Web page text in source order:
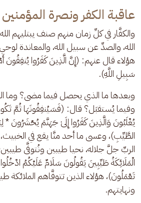
عاقبة الكفر ونصرة المؤمنين
والكفَّار في كلِّ زمان منهم صنف يبتليهم الله
الله، والصدِّ عن سبيل الله، والمعاندة لوحي
هؤلاء قال عنهم: (إِنَّ الَّذِينَ كَفَرُوا يُنفِقُونَ
سَبِيلِ اللَّهِ).
وبعدها ما الذي يحصل فيما مضى؟ وما
وفيما يُستقبَل؟ قال: (فَسَيُنفِقُونَهَا ثُمَّ
يُغْلَبُونَ وَالَّذِينَ كَفَرُوا إِلَىٰ جَهَنَّمَ يُحْشَرُونَ *
الطَّيِّبِ)، وعسى ما أحد منَّا يقع في
الربِّ جلَّ جلاله، نحيا طيبين ونُتوفَّى
الْمَلَائِكَةُ طَيِّبِينَ يَقُولُونَ سَلَامٌ عَلَيْكُمُ ادْخُلُوا
تَعْمَلُونَ)، هؤلاء الذين تتوفَّاهم الملائكة
ونهايتهم.